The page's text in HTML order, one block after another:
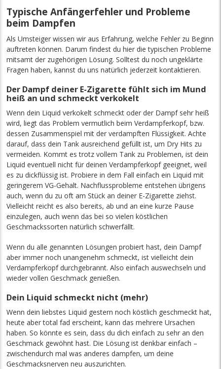
Typische Anfängerfehler und Probleme
beim Dampfen
Als Umsteiger wissen wir aus Erfahrung, welche Fehler zu Beginn
auftreten können. Darum findest du hier die typischen Probleme
mitsamt der zugehörigen Lösung. Solltest du noch ungeklärte
Fragen haben, kannst du uns natürlich jederzeit kontaktieren.
Der Dampf deiner E-Zigarette fühlt sich im Mund
heiß an und schmeckt verkokelt
Wenn dein Liquid verkokelt schmeckt oder der Dampf sehr heiß
wird, liegt das Problem vermutlich beim Verdampferkopf, bzw.
dessen Zusammenspiel mit der verdampften Flüssigkeit. Achte
darauf, dass dein Tank ausreichend gefüllt ist, um Dry Hits zu
vermeiden. Kommt es trotz vollem Tank zu Problemen, ist dein
Liquid eventuell nicht für deinen Verdampferkopf geeignet, weil
es zu dickflüssig ist. Probiere in dem Fall einfach ein Liquid mit
geringerem VG-Gehalt. Nachflussprobleme entstehen übrigens
auch, wenn du zu oft am Stück an deiner E-Zigarette ziehst.
Vielleicht reicht es also bereits, ab und an eine kurze Pause
einzulegen, auch wenn das bei so vielen köstlichen
Geschmackssorten natürlich schwerfällt.
Wenn du alle genannten Lösungen probiert hast, dein Dampf
aber immer noch unangenehm schmeckt, ist vielleicht dein
Verdampferkopf durchgebrannt. Also einfach auswechseln und
wieder vollen Geschmack genießen.
Dein Liquid schmeckt nicht (mehr)
Wenn dein liebstes Liquid gestern noch köstlich geschmeckt hat,
heute aber total fad erscheint, kann das mehrere Ursachen
haben. So könnte es sein, dass du dich einfach zu sehr an den
Geschmack gewöhnt hast. Die Lösung ist denkbar einfach –
zwischendurch mal was anderes dampfen, um deine
Geschmacksnerven neu auszurichten.